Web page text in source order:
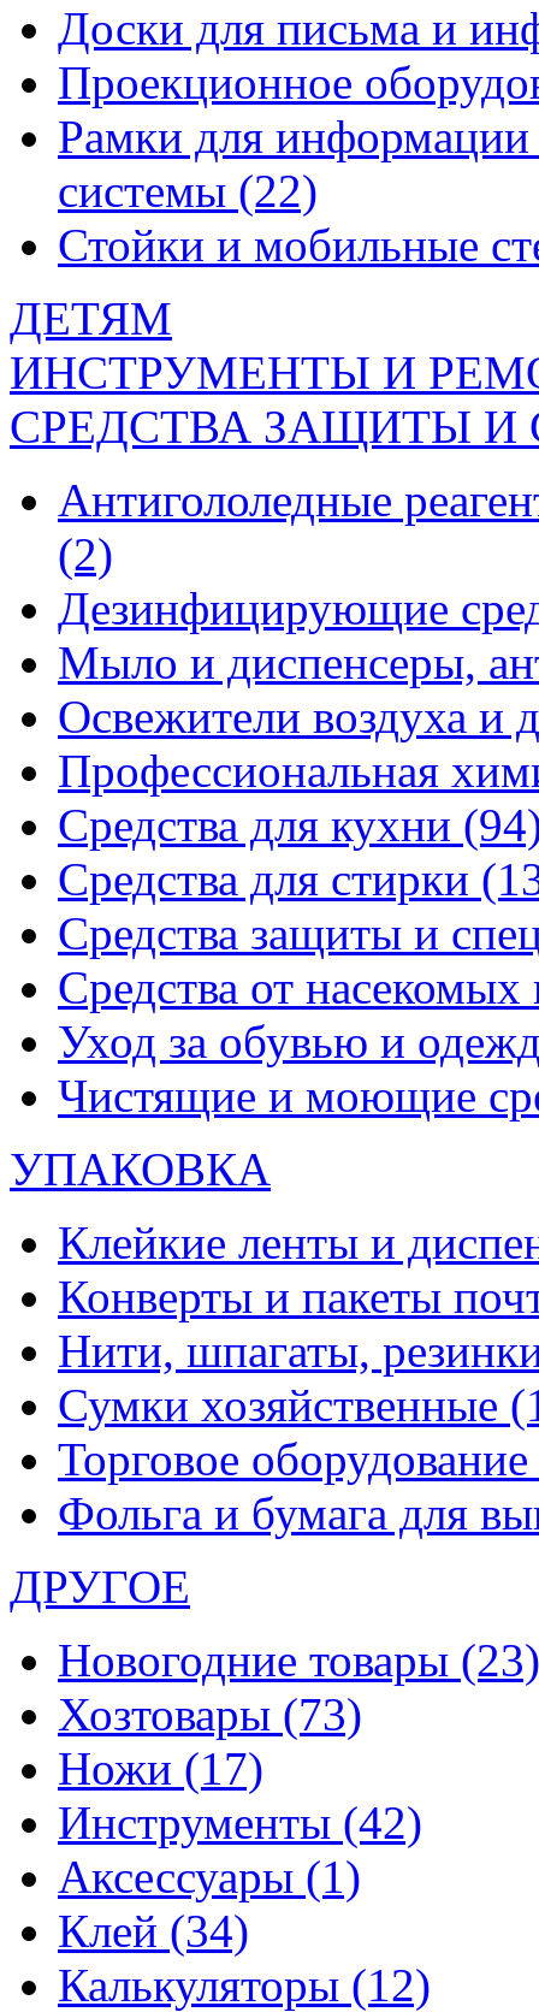
Доски для письма и
Проекционное
Рамки для
системы (22)
Стойки и мобильные
ДЕТЯМ
ИНСТРУМЕНТЫ И
СРЕДСТВА ЗАЩИТЫ
Антигололедные
(2)
Дезинфицирующие
Мыло и диспенсеры,
Освежители воздуха и
Профессиональная
Средства для кухни
Средства для стирки
Средства защиты и
Средства от
Уход за обувью и
Чистящие и моющие
УПАКОВКА
Клейкие ленты и
Конверты и пакеты
Нити, шпагаты,
Сумки хозяйственные
Торговое оборудование
Фольга и бумага для
ДРУГОЕ
Новогодние товары (23)
Хозтовары (73)
Ножи (17)
Инструменты (42)
Аксессуары (1)
Клей (34)
Калькуляторы (12)